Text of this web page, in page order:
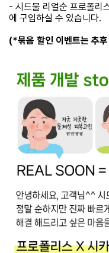
- 시드물 리얼순 프로폴리
에 구입하실 수 있습니다.
(*묶음 할인 이벤트는 추